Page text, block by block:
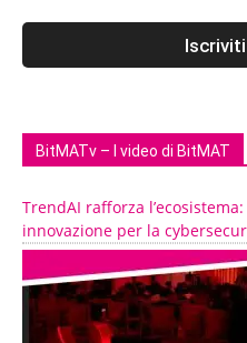
BitMATv – I video di BitMAT
TrendAI rafforza
innovazione per la